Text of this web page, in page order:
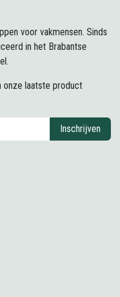
voor vakmensen. Sinds
in het Brabantse
onze laatste product
Inschrijven